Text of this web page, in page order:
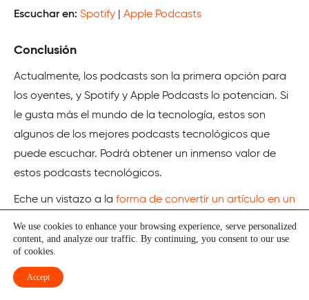
Escuchar en: Spotify Apple Podcasts
Conclusión
Actualmente, los podcasts son la primera opción para
los oyentes, y Spotify y Apple Podcasts lo potencian. Si
le gusta más el mundo de la tecnología, estos son
algunos de los mejores podcasts tecnológicos que
puede escuchar. Podrá obtener un inmenso valor de
estos podcasts tecnológicos.
Eche un vistazo a la forma de convertir un artículo en un
We use cookies to enhance your browsing experience, serve personalized
content, and analyze our traffic. By continuing, you consent to our use
of cookies.
Accept